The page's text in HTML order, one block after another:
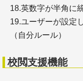
18.英数字が半角に
19.ユーザーが設定
（自分ルール）
校閲支援機能